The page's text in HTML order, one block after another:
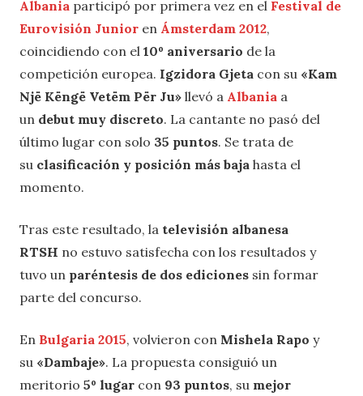
Albania participó por primera vez en el Festival de
Eurovisión Junior en Ámsterdam 2012,
coincidiendo con el 10º aniversario de la
competición europea. Igzidora Gjeta con su «Kam
Një Këngë Vetëm Për Ju» llevó a Albania a
un debut muy discreto. La cantante no pasó del
último lugar con solo 35 puntos. Se trata de
su clasificación y posición más baja hasta el
momento.
Tras este resultado, la televisión albanesa
RTSH no estuvo satisfecha con los resultados y
tuvo un paréntesis de dos ediciones sin formar
parte del concurso.
En Bulgaria 2015, volvieron con Mishela Rapo y
su «Dambaje». La propuesta consiguió un
meritorio 5º lugar con 93 puntos, su mejor